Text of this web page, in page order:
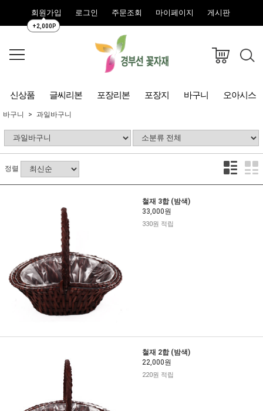
회원가입
+2,000P
로그인 주문조회 마이페이지 게시판
신상품 글씨리본 포장리본 포장지 바구니 오아시스
바구니 과일바구니
정렬
철재 3합 (밤색)
33,000원
330원 적립
철재 2합 (밤색)
22,000원
220원 적립